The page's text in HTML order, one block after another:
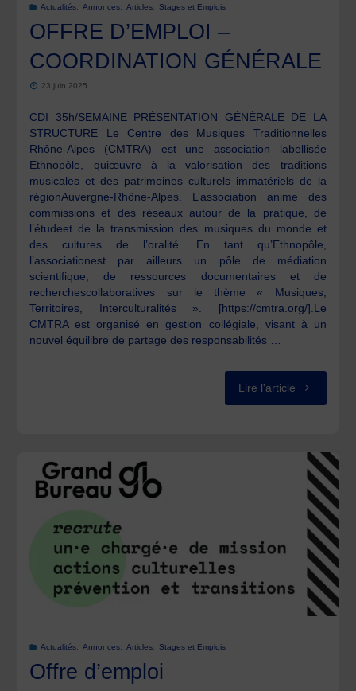
dynamiques
la
réparation
et
l’upcycling
en
(3
à
mois)"
Actualités Annonces Articles Stages et Emplois
OFFRE D’EMPLOI –
COORDINATION GÉNÉRALE
23 juin 2025
CDI 35h/SEMAINE PRÉSENTATION GÉNÉRALE DE LA
STRUCTURE Le Centre des Musiques Traditionnelles
Rhône-Alpes (CMTRA) est une association labellisée
Ethnopôle, quiœuvre à la valorisation des traditions
musicales et des patrimoines culturels immatériels de la
régionAuvergne-Rhône-Alpes. L’association anime des
commissions et des réseaux autour de la pratique, de
l’étudeet de la transmission des musiques du monde et
des cultures de l’oralité. En tant qu’Ethnopôle,
l’associationest par ailleurs un pôle de médiation
scientifique, de ressources documentaires et de
recherchescollaboratives sur le thème « Musiques,
Territoires, Interculturalités ». [https://cmtra.org/].Le
CMTRA est organisé en gestion collégiale, visant à un
nouvel équilibre de partage des responsabilités …
Lire l'article"OFFRE
Actualités, Annonces, Articles, Stages et Emplois
Offre d’emploi